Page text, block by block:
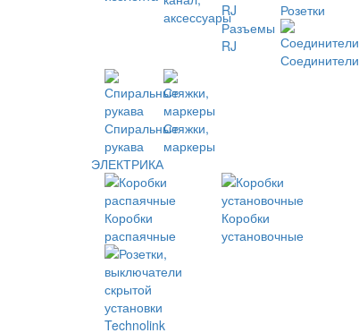
аксессуары
Разъемы
RJ
Розетки
Соединители
Спиральные
рукава
Стяжки,
маркеры
ЭЛЕКТРИКА
Коробки
распаячные
Коробки
установочные